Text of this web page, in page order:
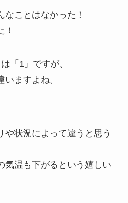
なことはなかった！
！
「1」ですが、
ますよね。
や状況によって違うと思う
気温も下がるという嬉しい